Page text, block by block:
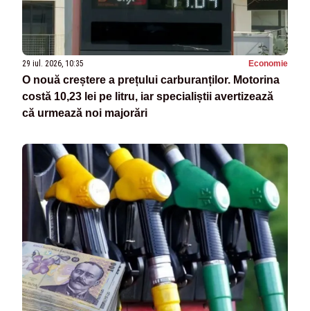
29 iul. 2026, 10:35 Economie
O nouă creștere a prețului carburanților. Motorina
costă 10,23 lei pe litru, iar specialiștii avertizează
că urmează noi majorări